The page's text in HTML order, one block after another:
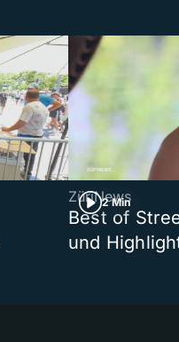
2 Min
ZüriNews
Best of
und